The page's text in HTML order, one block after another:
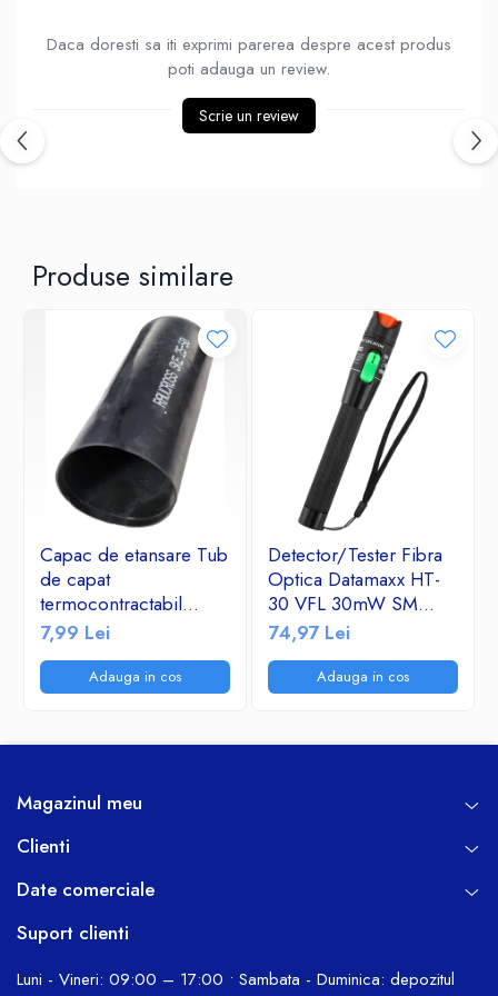
Daca doresti sa iti exprimi parerea despre acest produs
poti adauga un review.
Scrie un review
Produse similare
Capac de etansare Tub
de capat
termocontractabil
Raucross SKE 25-50
7,99 Lei
Adauga in cos
Detector/Tester Fibra
Optica Datamaxx HT-
30 VFL 30mW SM
&MM- Visual Fault
de aluminiu
74,97 Lei
Adauga in cos
Magazinul meu
Clienti
Date comerciale
Suport clienti
Luni - Vineri: 09:00 – 17:00 • Sambata - Duminica: depozitul